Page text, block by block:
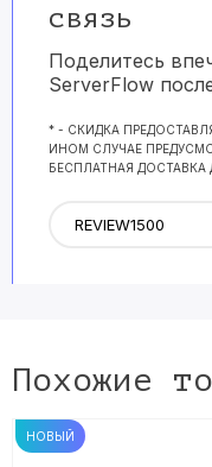
связь
Поделитесь
ServerFlow
* - СКИДКА
ИНОМ СЛУЧАЕ
БЕСПЛАТНАЯ ДОСТАВКА
Похожие
НОВЫЙ